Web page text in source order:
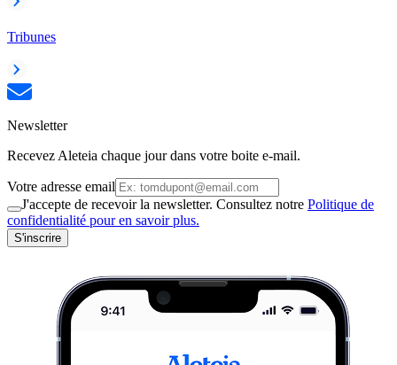
Tribunes
Newsletter
Recevez Aleteia chaque jour dans votre boite e-mail.
Votre adresse email
J'accepte de recevoir la newsletter. Consultez notre Politique de
confidentialité pour en savoir plus.
S'inscrire